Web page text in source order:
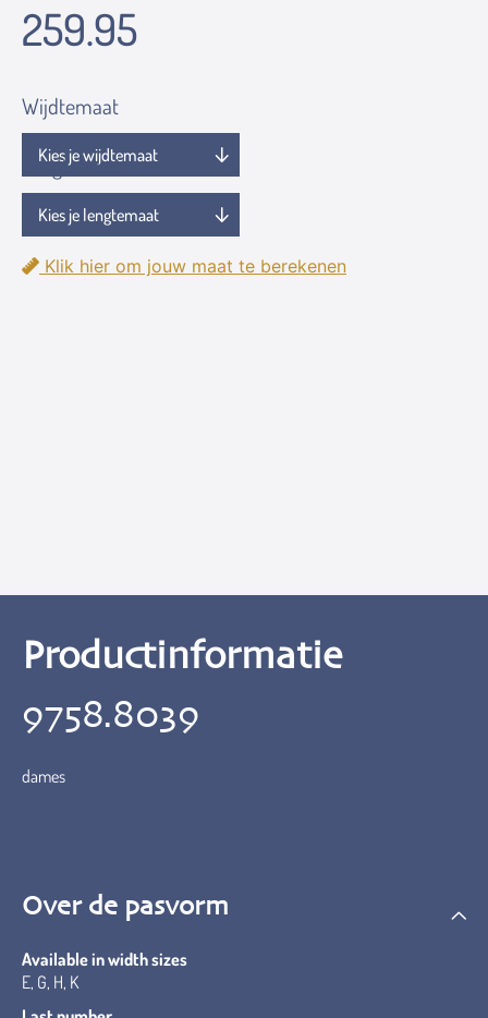
259.95
Wijdtemaat
Lengtemaat
Klik hier om jouw maat te berekenen
Productinformatie
9758.8039
dames
Over de pasvorm
Available in width sizes
E, G, H, K